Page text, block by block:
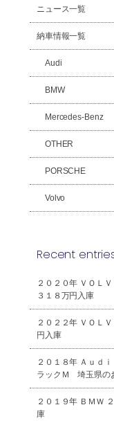
ニュース一覧
納車情報一覧
Audi
BMW
Mercedes-Benz
OTHER
PORSCHE
Volvo
Recent
２０２０年 ＶＯＬ
３１８万円入庫
２０２２年 ＶＯＬ
円入庫
２０１８年 Ａｕｄ
ラックＭ 埼玉県の
２０１９年 ＢＭＷ
庫